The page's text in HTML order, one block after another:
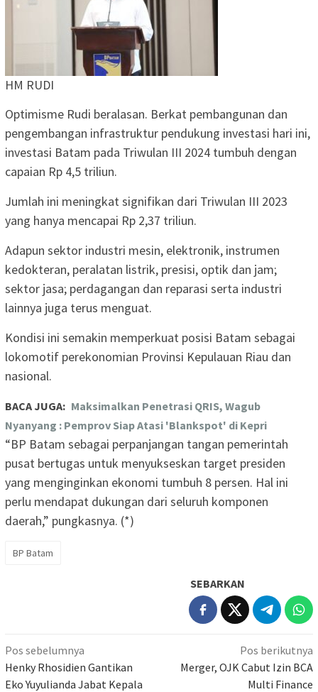
HM RUDI
Optimisme Rudi beralasan. Berkat pembangunan dan
pengembangan infrastruktur pendukung investasi hari ini,
investasi Batam pada Triwulan III 2024 tumbuh dengan
capaian Rp 4,5 triliun.
Jumlah ini meningkat signifikan dari Triwulan III 2023
yang hanya mencapai Rp 2,37 triliun.
Adapun sektor industri mesin, elektronik, instrumen
kedokteran, peralatan listrik, presisi, optik dan jam;
sektor jasa; perdagangan dan reparasi serta industri
lainnya juga terus menguat.
Kondisi ini semakin memperkuat posisi Batam sebagai
lokomotif perekonomian Provinsi Kepulauan Riau dan
nasional.
BACA JUGA: Maksimalkan Penetrasi QRIS, Wagub
Nyanyang : Pemprov Siap Atasi 'Blankspot' di Kepri
“BP Batam sebagai perpanjangan tangan pemerintah
pusat bertugas untuk menyukseskan target presiden
yang menginginkan ekonomi tumbuh 8 persen. Hal ini
perlu mendapat dukungan dari seluruh komponen
daerah,” pungkasnya. (*)
BP Batam
SEBARKAN
Navigasi
pos
Pos sebelumnya
Henky Rhosidien Gantikan
Eko Yuyulianda Jabat Kepala
Pos berikutnya
Merger, OJK Cabut Izin BCA
Multi Finance